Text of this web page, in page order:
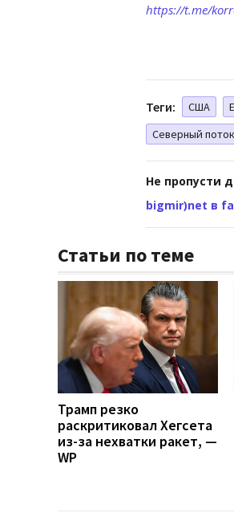
https://t.me/
Теги: США
Северный поток
Не пропусти
bigmir)net в
Статьи по теме
Трамп резко
раскритиковал Хегсета
из-за нехватки ракет, —
WP